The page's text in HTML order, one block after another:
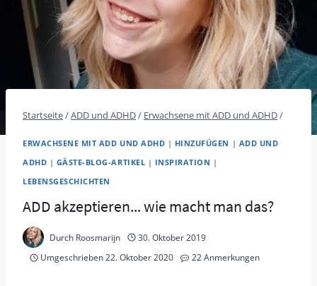
Startseite/ADD und ADHD/ Erwachsene mit ADD und ADHD/
ERWACHSENE MIT ADD UND ADHD | HINZUFÜGEN | ADD UND
ADHD | GÄSTE-BLOG-ARTIKEL | INSPIRATION |
LEBENSGESCHICHTEN
ADD akzeptieren... wie macht man das?
Durch Roosmarijn
30. Oktober 2019
Umgeschrieben22. Oktober 2020 22 Anmerkungen